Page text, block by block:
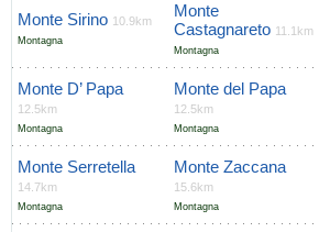
Monte Sirino 10.9km
Montagna
Monte
Castagnareto 11.1km
Montagna
Monte D’ Papa
12.5km
Montagna
Monte del Papa
12.5km
Montagna
Monte Serretella
14.7km
Montagna
Monte Zaccana
15.6km
Montagna